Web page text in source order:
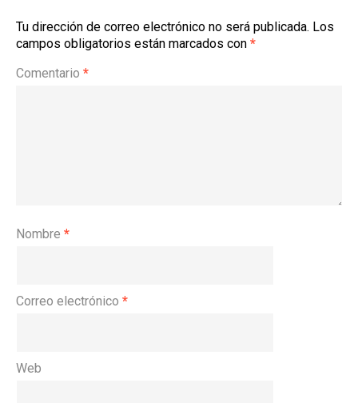
Tu dirección de correo electrónico no será publicada. Los
campos obligatorios están marcados con *
Comentario *
Nombre *
Correo electrónico *
Web